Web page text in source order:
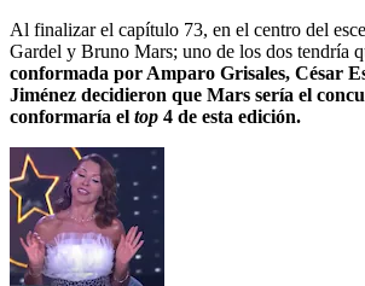
Al finalizar el capítulo 73, en el centro del
Gardel y Bruno Mars; uno de los dos tendría
conformada por Amparo Grisales, César
Jiménez decidieron que Mars sería el
conformaría el top 4 de esta edición.